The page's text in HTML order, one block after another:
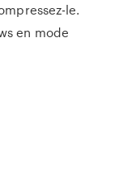
le.
en mode